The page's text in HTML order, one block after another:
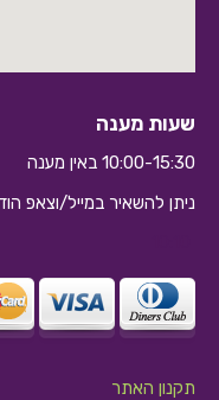
שעות מענה
10:00-15:30 באין מענה
ניתן להשאיר במייל/וצאפ
תקנון האתר